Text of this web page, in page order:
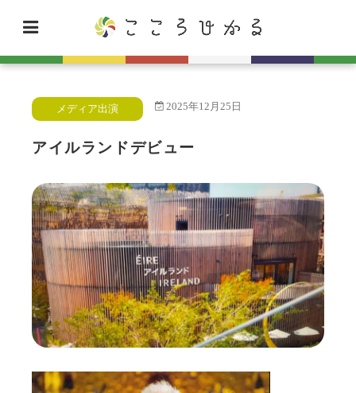
メディア出演 2025年12月25日
アイルランドデビュー